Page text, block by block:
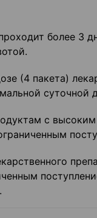
более 3
(4 пакета)
с